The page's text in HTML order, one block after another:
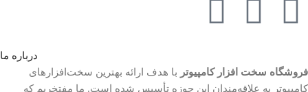
درباره ما
فروشگاه سخت افزار کامپیوتر با هدف ارائه بهترین سخت‌افزارهای
کامپیوتر به علاقه‌مندان این حوزه تأسیس شده است. ما مفتخریم که